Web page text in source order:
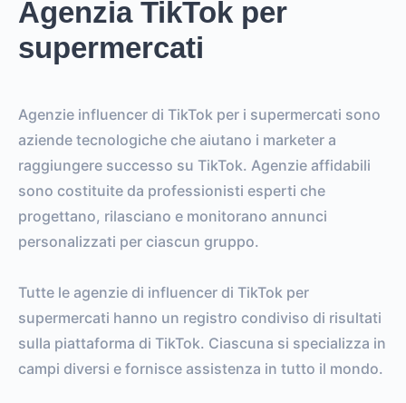
Agenzia TikTok per
supermercati
Agenzie influencer di TikTok per i supermercati sono
aziende tecnologiche che aiutano i marketer a
raggiungere successo su TikTok. Agenzie affidabili
sono costituite da professionisti esperti che
progettano, rilasciano e monitorano annunci
personalizzati per ciascun gruppo.
Tutte le agenzie di influencer di TikTok per
supermercati hanno un registro condiviso di risultati
sulla piattaforma di TikTok. Ciascuna si specializza in
campi diversi e fornisce assistenza in tutto il mondo.